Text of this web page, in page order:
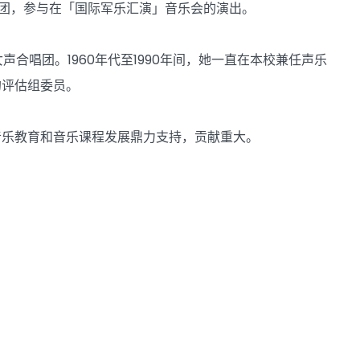
参与在「国际军乐汇演」音乐会的演出。
合唱团。1960年代至1990年间，她一直在本校兼任声乐
估组委员。
教育和音乐课程发展鼎力支持，贡献重大。